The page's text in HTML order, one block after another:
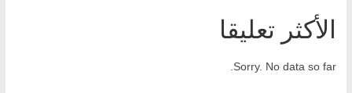
الأكثر تعليقا
Sorry. No data so far.